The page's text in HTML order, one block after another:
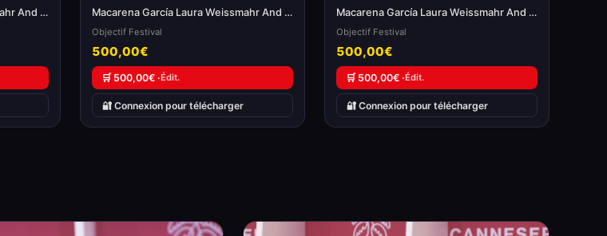
Macarena García Laura Weissmahr And Anna Castillo Macarena García Laura Weissmahr And Anna Castillo
Objectif Festival
500,00€
🛒 500,00€ ·Édit.
🔐 Connexion pour télécharger
Macarena García Laura Weissmahr And Anna Castillo
Objectif Festival
500,00€
🛒 500,00€ ·Édit.
🔐 Connexion pour télécharger